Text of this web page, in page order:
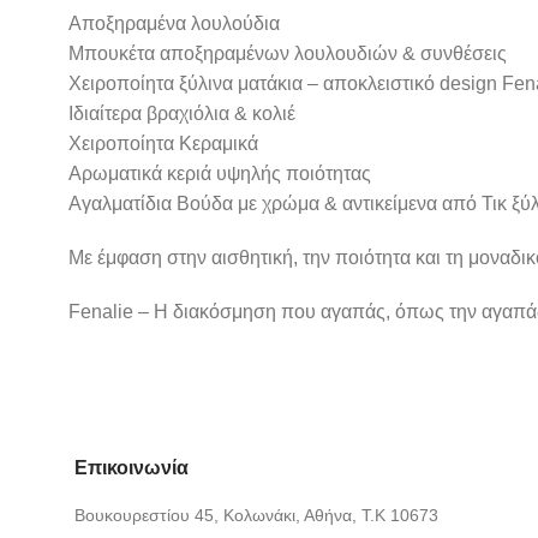
Αποξηραμένα λουλούδια
Μπουκέτα αποξηραμένων λουλουδιών & συνθέσεις
Χειροποίητα ξύλινα ματάκια – αποκλειστικό design
Ιδιαίτερα βραχιόλια & κολιέ
Χειροποίητα Κεραμικά
Αρωματικά κεριά υψηλής ποιότητας
Αγαλματίδια Βούδα με χρώμα & αντικείμενα από Τικ
Με έμφαση στην αισθητική, την ποιότητα και τη
Fenalie – Η διακόσμηση που αγαπάς, όπως την
Επικοινωνία
Βουκουρεστίου 45, Κολωνάκι, Αθήνα, Τ.Κ 10673